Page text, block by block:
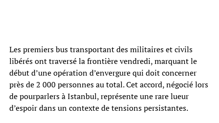
Les premiers bus transportant des militaires et civils
libérés ont traversé la frontière vendredi, marquant le
début d’une opération d’envergure qui doit concerner
près de 2 000 personnes au total. Cet accord, négocié lors
de pourparlers à Istanbul, représente une rare lueur
d’espoir dans un contexte de tensions persistantes.